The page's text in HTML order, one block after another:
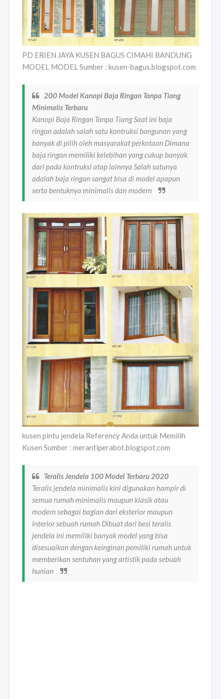
PD ERIEN JAYA KUSEN BAGUS CIMAHI BANDUNG
MODEL MODEL Sumber : kusen-bagus.blogspot.com
200 Model Kanopi Baja Ringan Tanpa Tiang
Minimalis Terbaru
Kanopi Baja Ringan Tanpa Tiang Saat ini baja
ringan adalah salah satu kontruksi bangunan yang
banyak di pilih oleh masyarakat perkotaan Dimana
baja ringan memiliki kelebihan yang cukup banyak
dari pada kontruksi atap lainnya Salah satunya
adalah baja ringan sangat bisa di model apapun
serta bentuknya minimalis dan modern
kusen pintu jendela Referency Anda untuk Memilih
Kusen Sumber : merantiperabot.blogspot.com
Teralis Jendela 100 Model Terbaru 2020
Teralis jendela minimalis kini digunakan hampir di
semua rumah minimalis maupun klasik atau
modern sebagai bagian dari eksterior maupun
interior sebuah rumah Dibuat dari besi teralis
jendela ini memiliki banyak model yang bisa
disesuaikan dengan keinginan pemiliki rumah untuk
memberikan sentuhan yang artistik pada sebuah
hunian